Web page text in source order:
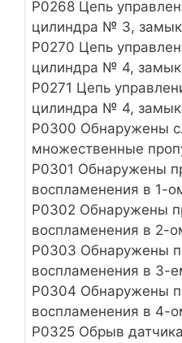
Р0268 Цепь
цилиндра № 3,
Р0270 Цепь
цилиндра № 4,
Р0271 Цепь
цилиндра № 4,
Р0300 Обнаружены
множественные
Р0301 Обнаружены
воспламенения в 1-
Р0302 Обнаружены
воспламенения в 2-
Р0303 Обнаружены
воспламенения в 3-
Р0304 Обнаружены
воспламенения в 4-
Р0325 Обрыв